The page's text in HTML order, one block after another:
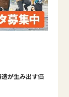
が生み出す価